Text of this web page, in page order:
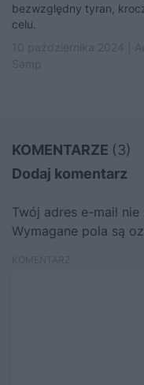
bezwzględny tyran,
celu.
KOMENTARZE (3)
Dodaj komentarz
Twój adres e-mail
Wymagane pola są